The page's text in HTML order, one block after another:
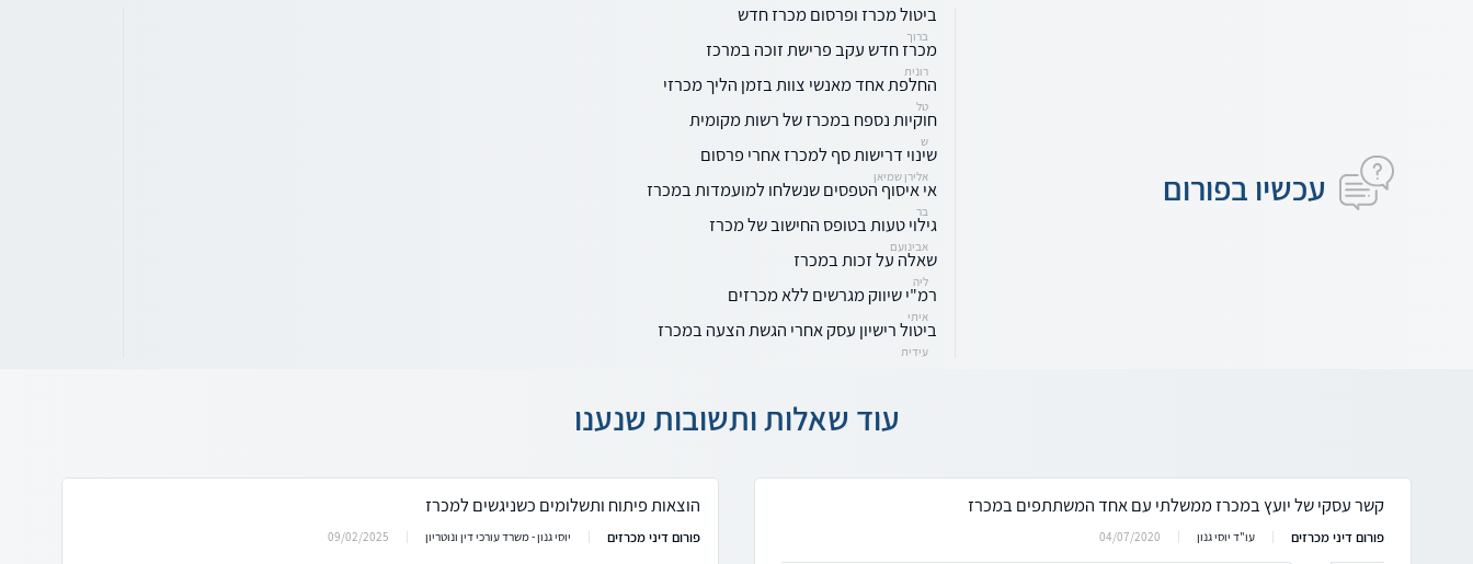
עכשיו בפורום
ביטול מכרז ופרסום מכרז חדש
ברוך
מכרז חדש עקב פרישת זוכה במרכז
רונית
החלפת אחד מאנשי צוות בזמן הליך מכרזי
טל
חוקיות נספח במכרז של רשות מקומית
ש
שינוי דרישות סף למכרז אחרי פרסום
אלירן שמיאן
אי איסוף הטפסים שנשלחו למועמדות במכרז
בר
גילוי טעות בטופס החישוב של מכרז
אבינועם
שאלה על זכות במכרז
ליה
רמ"י שיווק מגרשים ללא מכרזים
איתי
ביטול רישיון עסק אחרי הגשת הצעה במכרז
עידית
עוד שאלות ותשובות שנענו
קשר עסקי של יועץ במכרז ממשלתי עם אחד המשתתפים במכרז
פורום דיני מכרזים עו"ד יוסי גנון 04/07/2020
הוצאות פיתוח ותשלומים כשניגשים למכרז
פורום דיני מכרזים יוסי גנון - משרד עורכי דין ונוטריון 09/02/2025